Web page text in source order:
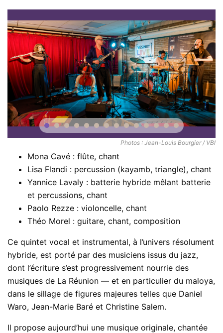
Mona Cavé : flûte, chant
Lisa Flandi : percussion (kayamb, triangle), chant
Yannice Lavaly : batterie hybride mêlant batterie
et percussions, chant
Paolo Rezze : violoncelle, chant
Théo Morel : guitare, chant, composition
Ce quintet vocal et instrumental, à l’univers résolument
hybride, est porté par des musiciens issus du jazz,
dont l’écriture s’est progressivement nourrie des
musiques de La Réunion — et en particulier du maloya,
dans le sillage de figures majeures telles que Daniel
Waro, Jean-Marie Baré et Christine Salem.
Il propose aujourd’hui une musique originale, chantée